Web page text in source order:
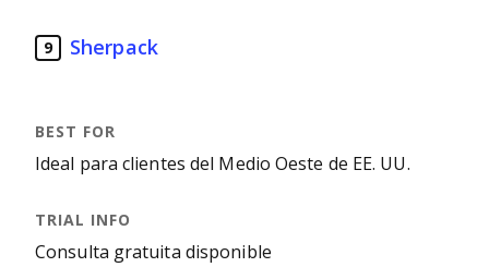
9 Sherpack
Ideal para clientes del Medio Oeste de EE. UU.
Consulta gratuita disponible